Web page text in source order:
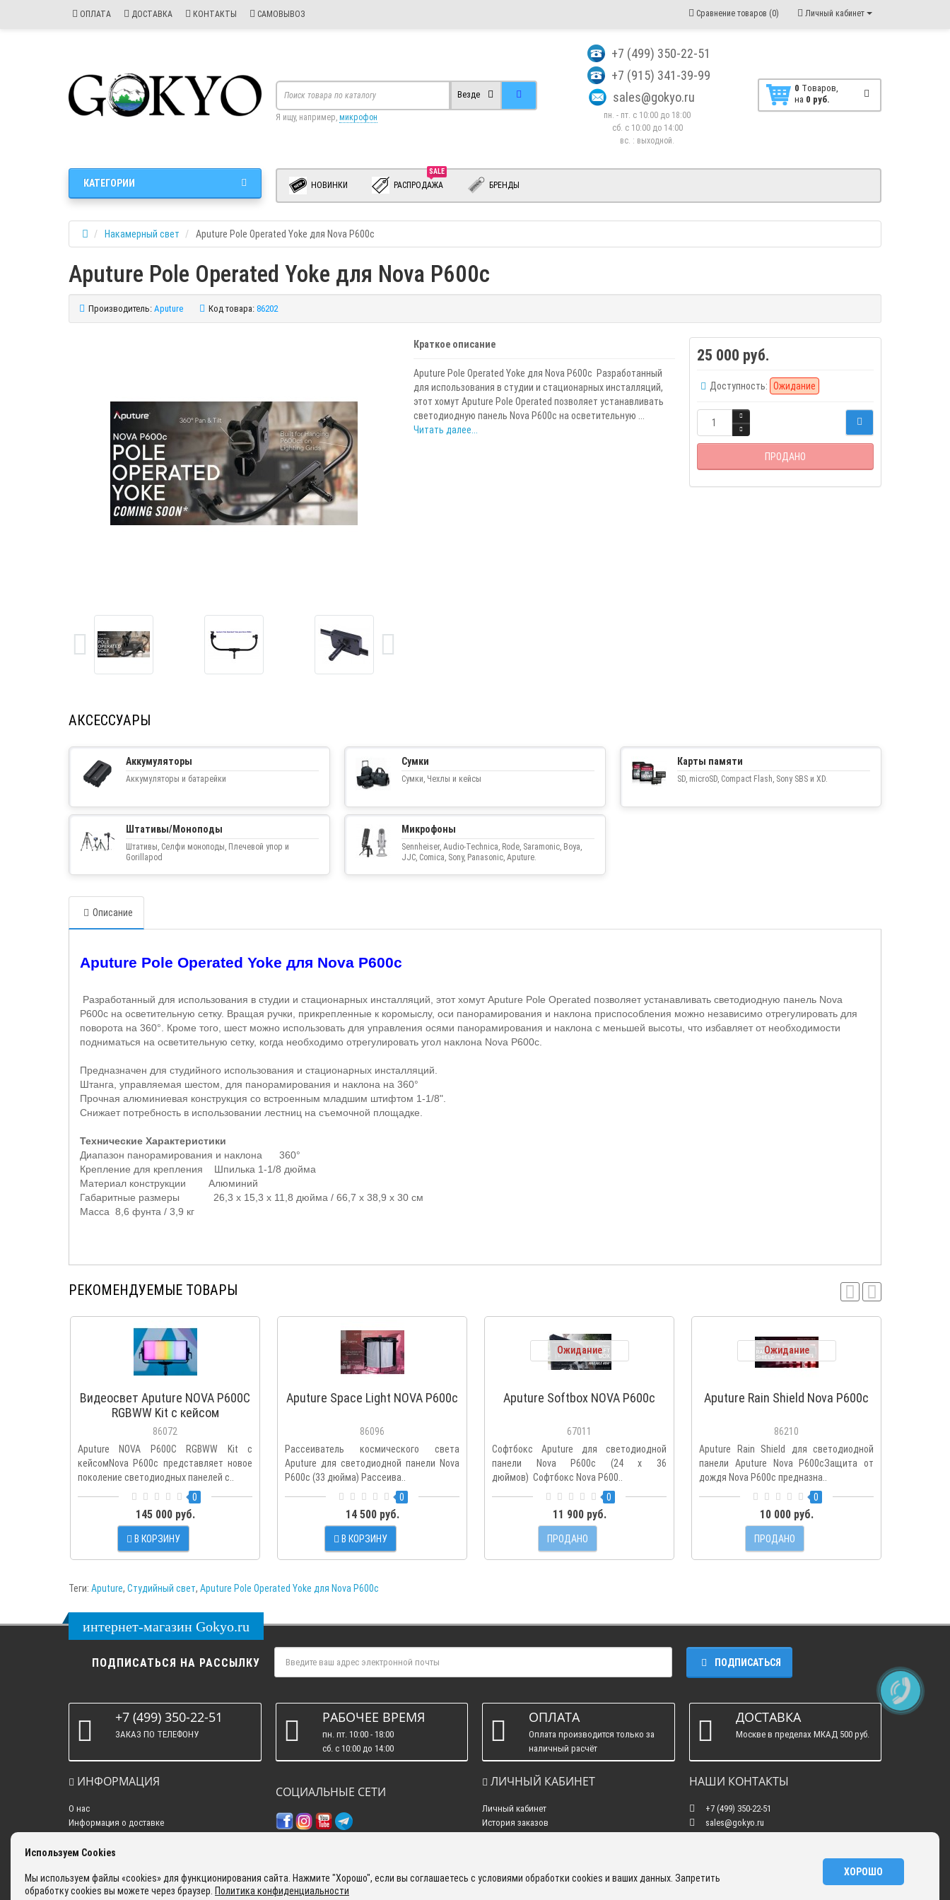
ОПЛАТА ДОСТАВКА КОНТАКТЫ САМОВЫВОЗ Личный кабинет
Сравнение товаров (0)
+7 (499) 350-22-51
+7 (915) 341-39-99
sales@gokyo.ru
пн. - пт. с 10:00 до 18:00
сб. c 10:00 до 14:00
вс. : выходной.
0 Tоваров,
на 0 руб.
Везде
Я ищу, например, микрофон
НОВИНКИ
SALE
РАСПРОДАЖА БРЕНДЫ
КАТЕГОРИИ
Накамерный свет Aputure Pole Operated Yoke для Nova P600c
Aputure Pole Operated Yoke для Nova P600c
Производитель: Aputure Код товара: 86202
Краткое описание
Aputure Pole Operated Yoke для Nova P600c Разработанный
для использования в студии и стационарных инсталляций,
этот хомут Aputure Pole Operated позволяет устанавливать
светодиодную панель Nova P600c на осветительную ...
Читать далее...
25 000 руб.
Доступность: Ожидание
ПРОДАНО
АКСЕССУАРЫ
Аккумуляторы
Аккумуляторы и батарейки
Сумки
Сумки, Чехлы и кейсы
Карты памяти
SD, microSD, Compact Flash, Sony SBS и XD.
Штативы/Моноподы
Штативы, Селфи моноподы, Плечевой упор и
Gorillapod
Микрофоны
Sennheiser, Audio-Technica, Rode, Saramonic, Boya,
JJC, Comica, Sony, Panasonic, Aputure.
Описание
Aputure Pole Operated Yoke для Nova P600c
Разработанный для использования в студии и стационарных инсталляций, этот хомут Aputure Pole Operated позволяет устанавливать светодиодную панель Nova
P600c на осветительную сетку. Вращая ручки, прикрепленные к коромыслу, оси панорамирования и наклона приспособления можно независимо отрегулировать для
поворота на 360°. Кроме того, шест можно использовать для управления осями панорамирования и наклона с меньшей высоты, что избавляет от необходимости
подниматься на осветительную сетку, когда необходимо отрегулировать угол наклона Nova P600c.
Предназначен для студийного использования и стационарных инсталляций.
Штанга, управляемая шестом, для панорамирования и наклона на 360°
Прочная алюминиевая конструкция со встроенным младшим штифтом 1-1/8".
Снижает потребность в использовании лестниц на съемочной площадке.
Технические Характеристики
Диапазон панорамирования и наклона 360°
Крепление для крепления Шпилька 1-1/8 дюйма
Материал конструкции Алюминий
Габаритные размеры 26,3 х 15,3 х 11,8 дюйма / 66,7 х 38,9 х 30 см
Масса 8,6 фунта / 3,9 кг
РЕКОМЕНДУЕМЫЕ ТОВАРЫ
Видеосвет Aputure NOVA P600C
RGBWW Kit с кейсом
86072
Aputure NOVA P600C RGBWW Kit с
кейсомNova P600c представляет новое
поколение светодиодных панелей с..
0
145 000 руб.
В КОРЗИНУ
Aputure Space Light NOVA P600c
86096
Рассеиватель космического света
Aputure для светодиодной панели Nova
P600c (33 дюйма) Рассеива..
0
14 500 руб.
В КОРЗИНУ
Ожидание
Aputure Softbox NOVA P600c
67011
Софтбокс Aputure для светодиодной
панели Nova P600c (24 x 36
дюймов) Софтбокс Nova P600..
0
11 900 руб.
ПРОДАНО
Ожидание
Aputure Rain Shield Nova P600c
86210
Aputure Rain Shield для светодиодной
панели Aputure Nova P600cЗащита от
дождя Nova P600c предназна..
0
10 000 руб.
ПРОДАНО
Теги: Aputure, Студийный свет, Aputure Pole Operated Yoke для Nova P600c
интернет-магазин Gokyo.ru
ПОДПИСАТЬСЯ НА РАССЫЛКУ ПОДПИСАТЬСЯ
+7 (499) 350-22-51
ЗАКАЗ ПО ТЕЛЕФОНУ
РАБОЧЕЕ ВРЕМЯ
пн. пт. 10:00 - 18:00
сб. c 10:00 до 14:00
вс. : выходные.
ОПЛАТА
Оплата производится только за
наличный расчёт
ДОСТАВКА
Москве в пределах МКАД 500 руб.
ИНФОРМАЦИЯ
О нас
Информация о доставке
Контакты
Оплата
СОЦИАЛЬНЫЕ СЕТИ
ЛИЧНЫЙ КАБИНЕТ
Личный кабинет
История заказов
НАШИ КОНТАКТЫ
+7 (499) 350-22-51
sales@gokyo.ru
г. Москва, Россия, Улица Сущёвский Вал, 5
с20
Используем Cookies
Мы используем файлы «cookies» для функционирования сайта. Нажмите "Хорошо", если вы соглашаетесь с условиями обработки cookies и ваших данных. Запретить
обработку cookies вы можете через браузер. Политика конфиденциальности
ХОРОШО